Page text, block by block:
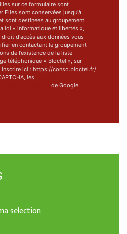
sur ce formulaire sont
Elles sont conservées jusqu'à
sont destinées au groupement
loi « informatique et libertés »,
d'accès aux données vous
en contactant le groupement
de l’existence de la liste
téléphonique « Bloctel », sur
inscrire ici : https://conso.bloctel.fr/
les
de Google
selection